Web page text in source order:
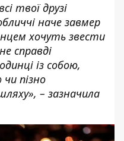
твої друзі
наче завмер
хочуть звести
справді
із собою,
пізно
– зазначила